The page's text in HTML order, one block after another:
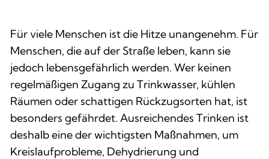
Für viele Menschen ist die Hitze unangenehm. Für
Menschen, die auf der Straße leben, kann sie
jedoch lebensgefährlich werden. Wer keinen
regelmäßigen Zugang zu Trinkwasser, kühlen
Räumen oder schattigen Rückzugsorten hat, ist
besonders gefährdet. Ausreichendes Trinken ist
deshalb eine der wichtigsten Maßnahmen, um
Kreislaufprobleme, Dehydrierung und